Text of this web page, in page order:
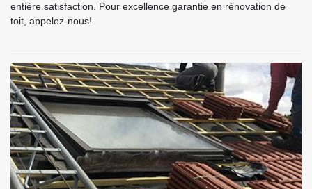
entière satisfaction. Pour excellence garantie en rénovation de
toit, appelez-nous!